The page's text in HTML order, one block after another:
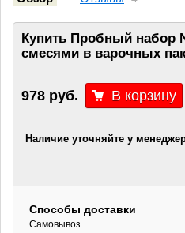
Купить Пробный
смесями в варочных
978 руб.
Наличие уточняйте у
Способы доставки
Самовывоз